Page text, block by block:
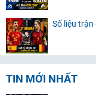
Số liệu
TIN MỚI NHẤT